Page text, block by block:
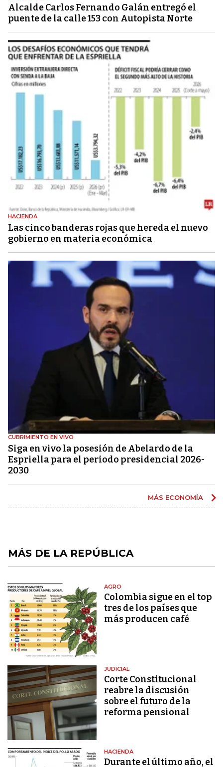
Alcalde Carlos Fernando Galán entregó el
puente de la calle 153 con Autopista Norte
HACIENDA
Las cinco banderas rojas que hereda el nuevo
gobierno en materia económica
CUBRIMIENTO EN VIVO
Siga en vivo la posesión de Abelardo de la
Espriella para el periodo presidencial 2026-
2030
MÁS ECONOMÍA
MÁS DE LA REPÚBLICA
AGRO
Colombia sigue en el top
tres de los países que
más producen café
JUDICIAL
Corte Constitucional
reabre la discusión
sobre el futuro de la
reforma pensional
HACIENDA
Durante el último año, el